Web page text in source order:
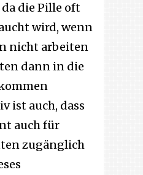
da die Pille oft
wird, wenn
nicht arbeiten
dann in die
ist auch, dass
auch für
zugänglich